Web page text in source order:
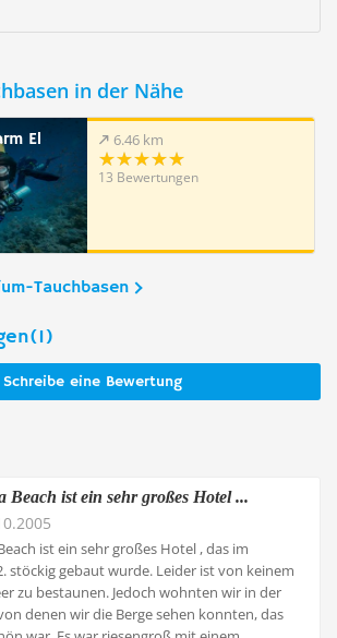
in der Nähe
El
6.46 km
13 Bewertungen
Tauchbasen
Schreibe eine Bewertung
Beach ist ein sehr großes Hotel ...
ist ein sehr großes Hotel , das im
stöckig gebaut wurde. Leider ist von keinem
zu bestaunen. Jedoch wohnten wir in der
denen wir die Berge sehen konnten, das